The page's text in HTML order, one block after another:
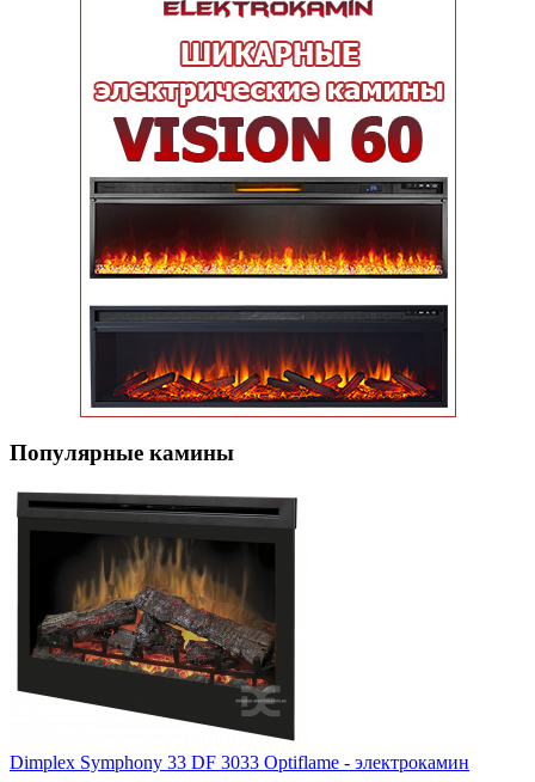
Популярные кaмины
Dimplex Symphony 33 DF 3033 Optiflame - электрокамин